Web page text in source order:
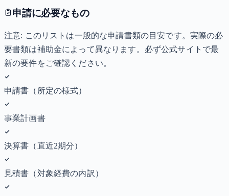
申請に必要なもの
注意: このリストは一般的な申請書類の目安です。実際の必
要書類は補助金によって異なります。必ず公式サイトで最
新の要件をご確認ください。
申請書（所定の様式）
事業計画書
決算書（直近2期分）
見積書（対象経費の内訳）